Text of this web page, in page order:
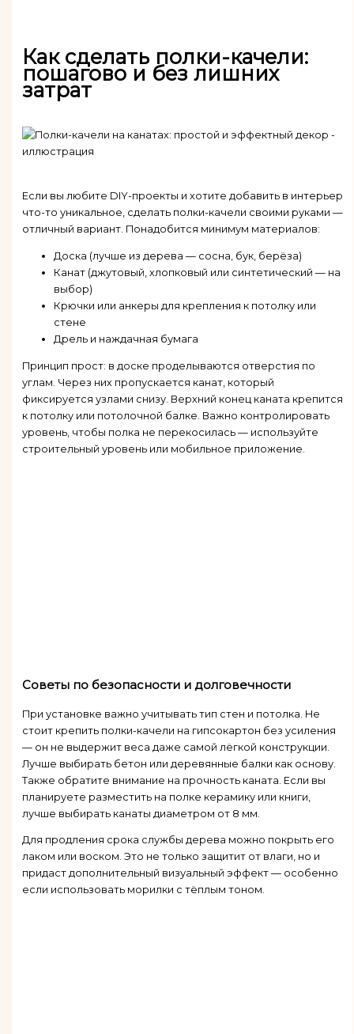
Как сделать полки-качели:
пошагово и без лишних
затрат
Если вы любите DIY-проекты и хотите добавить в интерьер
что-то уникальное, сделать полки-качели своими руками —
отличный вариант. Понадобится минимум материалов:
Доска (лучше из дерева — сосна, бук, берёза)
Канат (джутовый, хлопковый или синтетический — на
выбор)
Крючки или анкеры для крепления к потолку или
стене
Дрель и наждачная бумага
Принцип прост: в доске проделываются отверстия по
углам. Через них пропускается канат, который
фиксируется узлами снизу. Верхний конец каната крепится
к потолку или потолочной балке. Важно контролировать
уровень, чтобы полка не перекосилась — используйте
строительный уровень или мобильное приложение.
Советы по безопасности и долговечности
При установке важно учитывать тип стен и потолка. Не
стоит крепить полки-качели на гипсокартон без усиления
— он не выдержит веса даже самой лёгкой конструкции.
Лучше выбирать бетон или деревянные балки как основу.
Также обратите внимание на прочность каната. Если вы
планируете разместить на полке керамику или книги,
лучше выбирать канаты диаметром от 8 мм.
Для продления срока службы дерева можно покрыть его
лаком или воском. Это не только защитит от влаги, но и
придаст дополнительный визуальный эффект — особенно
если использовать морилки с тёплым тоном.